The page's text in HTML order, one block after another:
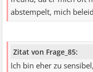
abstempelt, mich
Zitat von Frage_85:
Ich bin eher zu